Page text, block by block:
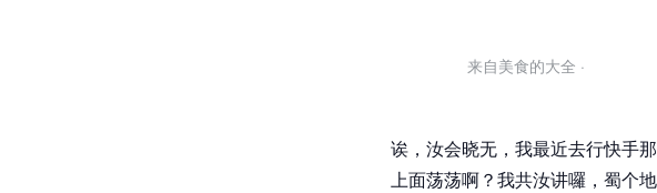
来自美食的大全 ·
诶，汝会晓无，我最近去行快手
上面荡荡啊？我共汝讲囉，蜀个